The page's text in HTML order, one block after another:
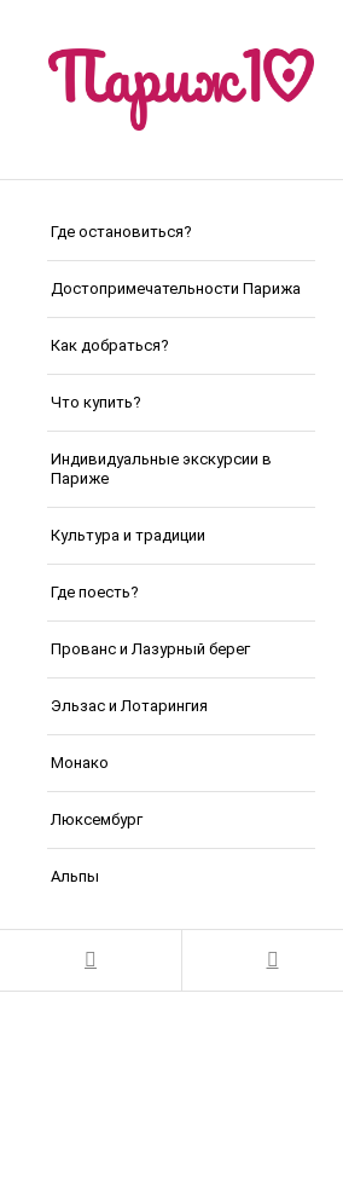
Где остановиться?
Достопримечательности Парижа
Как добраться?
Что купить?
Индивидуальные экскурсии в
Париже
Культура и традиции
Где поесть?
Прованс и Лазурный берег
Эльзас и Лотарингия
Монако
Люксембург
Альпы